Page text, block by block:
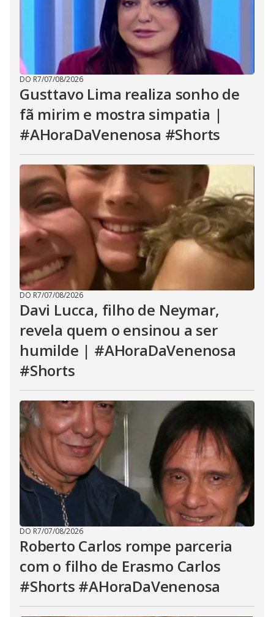
DO R7/07/08/2026
Gusttavo Lima realiza sonho de
fã mirim e mostra simpatia |
#AHoraDaVenenosa #Shorts
DO R7/07/08/2026
Davi Lucca, filho de Neymar,
revela quem o ensinou a ser
humilde | #AHoraDaVenenosa
#Shorts
DO R7/07/08/2026
Roberto Carlos rompe parceria
com o filho de Erasmo Carlos
#Shorts #AHoraDaVenenosa